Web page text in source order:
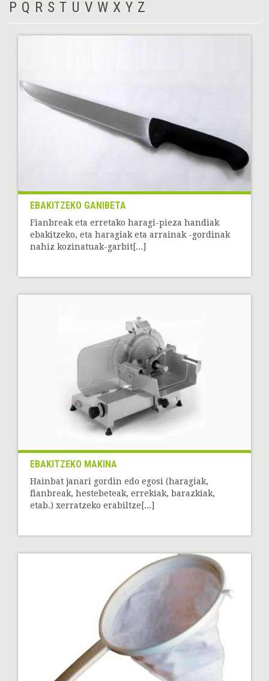
P Q R S T U V W X Y Z
EBAKITZEKO GANIBETA
Fianbreak eta erretako haragi-pieza handiak
ebakitzeko, eta haragiak eta arrainak -gordinak
nahiz kozinatuak-garbit[...]
EBAKITZEKO MAKINA
Hainbat janari gordin edo egosi (haragiak,
fianbreak, hestebeteak, errekiak, barazkiak,
etab.) xerratzeko erabiltze[...]